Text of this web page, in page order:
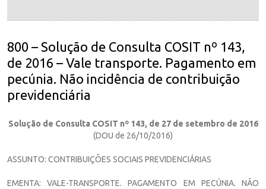
800 – Solução de Consulta COSIT nº 143,
de 2016 – Vale transporte. Pagamento em
pecúnia. Não incidência de contribuição
previdenciária
Solução de Consulta COSIT nº 143, de 27 de setembro de 2016
(DOU de 26/10/2016)
ASSUNTO: CONTRIBUIÇÕES SOCIAIS PREVIDENCIÁRIAS
EMENTA: VALE-TRANSPORTE. PAGAMENTO EM PECÚNIA. NÃO